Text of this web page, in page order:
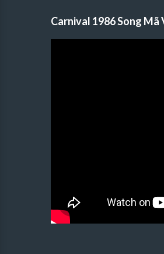
Carnival 1986 Song